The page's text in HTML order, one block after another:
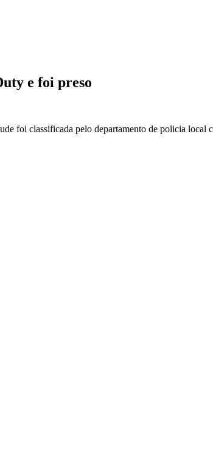
e foi preso
foi classificada pelo departamento de policia local